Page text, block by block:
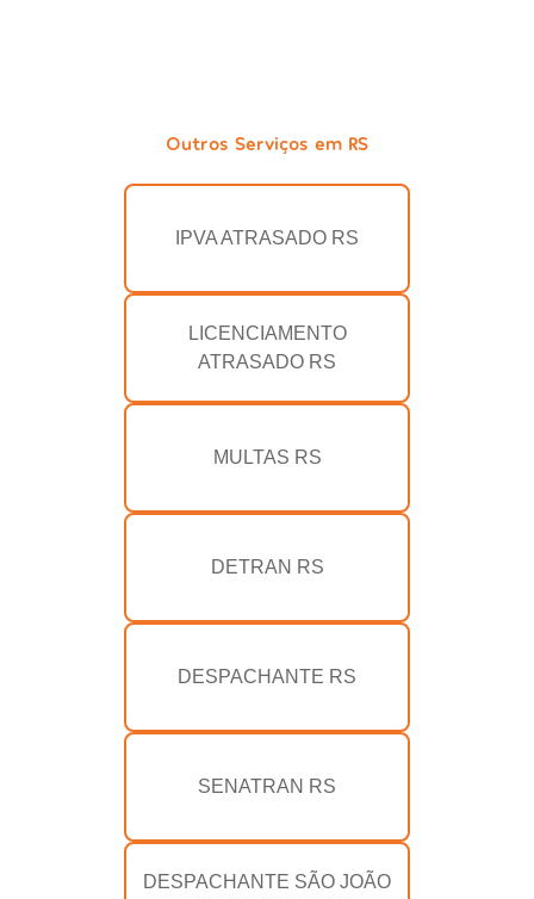
Outros Serviços em RS
IPVA ATRASADO RS
LICENCIAMENTO
ATRASADO RS
MULTAS RS
DETRAN RS
DESPACHANTE RS
SENATRAN RS
DESPACHANTE SÃO JOÃO